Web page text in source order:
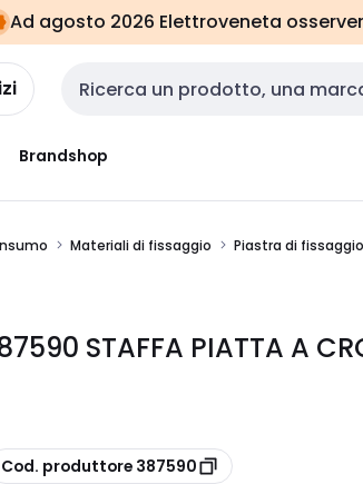
Ad agosto 2026 Elettroveneta
Cerca input
Brandshop
Materiali di fissaggio Piastra di
STAFFA PIATTA A
Cod. produttore 387590